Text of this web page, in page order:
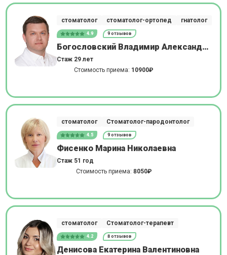
стоматолог стоматолог-ортопед гнатолог
4.9 9 отзывов
Богословский Владимир Александрович
Стаж 29 лет
Стоимость приема: 10900₽
стоматолог Стоматолог-пародонтолог
4.5 9 отзывов
Фисенко Марина Николаевна
Стаж 51 год
Стоимость приема: 8050₽
стоматолог Стоматолог-терапевт
4.2 8 отзывов
Денисова Екатерина Валентиновна